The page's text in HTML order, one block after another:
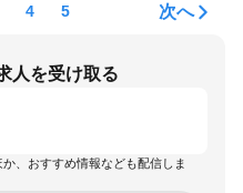
4 5 次へ
人を受け取る
、おすすめ情報なども配信しま